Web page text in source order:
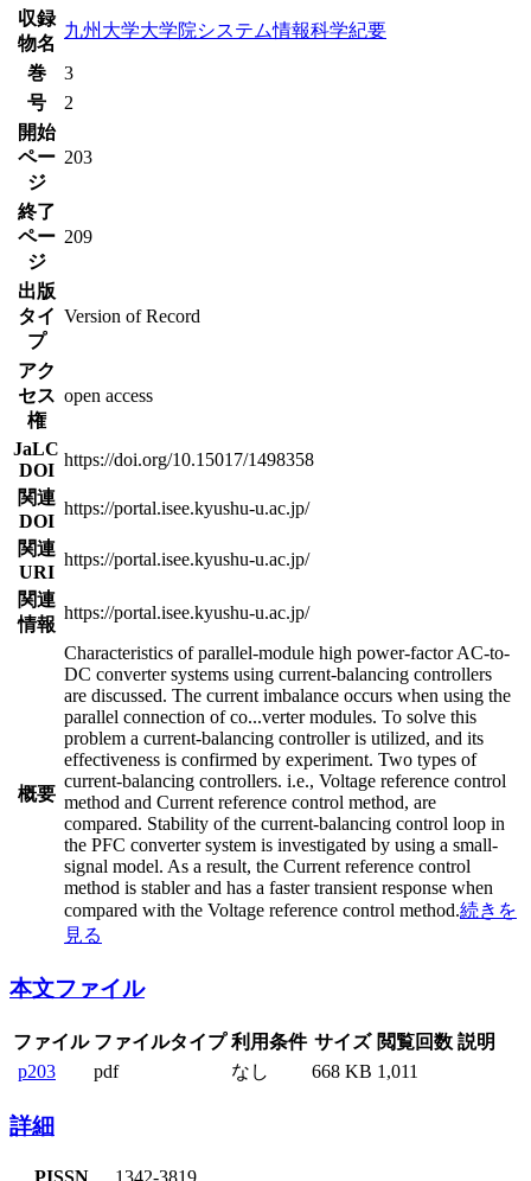
収録
物名
九州大学大学院システム情報科学紀要
巻
3
号
2
開始
ペー
ジ
203
終了
ペー
ジ
209
出版
タイ
プ
Version of Record
アク
セス
権
open access
JaLC
DOI
https://doi.org/10.15017/1498358
関連
DOI
https://portal.isee.kyushu-u.ac.jp/
関連
URI
https://portal.isee.kyushu-u.ac.jp/
関連
情報
https://portal.isee.kyushu-u.ac.jp/
概要
Characteristics of parallel-module high power-factor AC-to-
DC converter systems using current-balancing controllers
are discussed. The current imbalance occurs when using the
parallel connection of co...verter modules. To solve this
problem a current-balancing controller is utilized, and its
effectiveness is confirmed by experiment. Two types of
current-balancing controllers. i.e., Voltage reference control
method and Current reference control method, are
compared. Stability of the current-balancing control loop in
the PFC converter system is investigated by using a small-
signal model. As a result, the Current reference control
method is stabler and has a faster transient response when
compared with the Voltage reference control method.続きを
見る
本文ファイル
ファイル ファイルタイプ 利用条件 サイズ 閲覧回数 説明
p203
pdf なし 668 KB 1,011
詳細